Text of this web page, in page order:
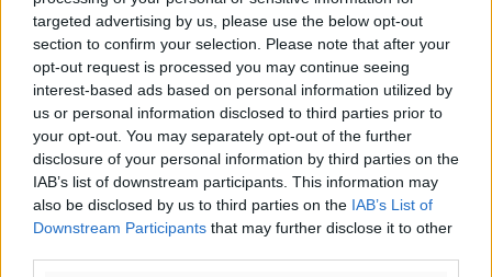
targeted advertising by us, please use the below opt-out
section to confirm your selection. Please note that after your
opt-out request is processed you may continue seeing
interest-based ads based on personal information utilized by
us or personal information disclosed to third parties prior to
your opt-out. You may separately opt-out of the further
disclosure of your personal information by third parties on the
IAB’s list of downstream participants. This information may
also be disclosed by us to third parties on the IAB’s List of
Downstream Participants that may further disclose it to other
Όνοματεπώνυμο Email
Φύλαξε τα στοιχεία μου για την επόμενη φορά.